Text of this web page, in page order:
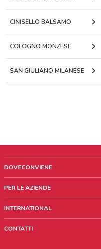
CINISELLO BALSAMO
COLOGNO MONZESE
SAN GIULIANO MILANESE
DOVECONVIENE
Chi siamo
Lavora con noi
PER LE AZIENDE
Richieste commerciali e marketing
INTERNATIONAL
CONTATTI